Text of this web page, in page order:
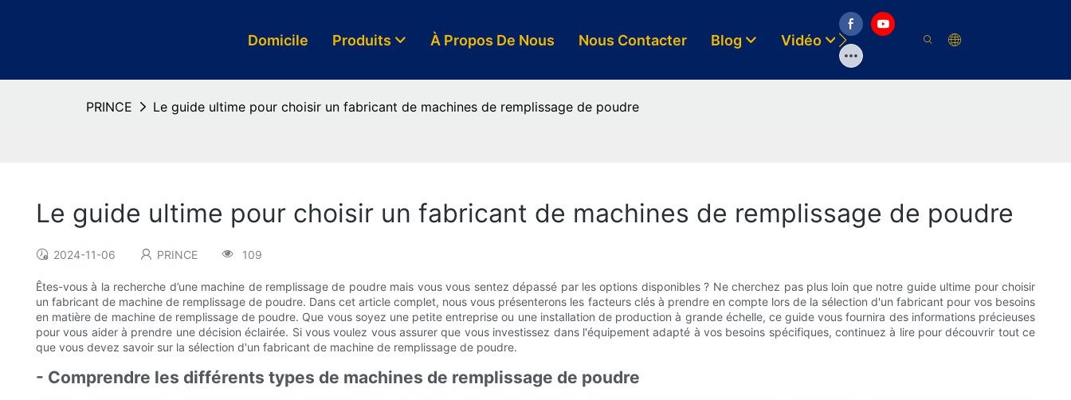
Domicile Produits À Propos De Nous Nous Contacter Blog Vidéo Solutions Ressource
PRINCE Le guide ultime pour choisir un fabricant de machines de remplissage de poudre
Le guide ultime pour choisir un fabricant de machines de remplissage de poudre
2024-11-06 PRINCE 109
Êtes-vous à la recherche d’une machine de remplissage de poudre mais vous vous sentez dépassé par les options disponibles ? Ne cherchez pas plus loin que notre guide ultime pour choisir
un fabricant de machine de remplissage de poudre. Dans cet article complet, nous vous présenterons les facteurs clés à prendre en compte lors de la sélection d'un fabricant pour vos besoins
en matière de machine de remplissage de poudre. Que vous soyez une petite entreprise ou une installation de production à grande échelle, ce guide vous fournira des informations précieuses
pour vous aider à prendre une décision éclairée. Si vous voulez vous assurer que vous investissez dans l'équipement adapté à vos besoins spécifiques, continuez à lire pour découvrir tout ce
que vous devez savoir sur la sélection d'un fabricant de machine de remplissage de poudre.
- Comprendre les différents types de machines de remplissage de poudre